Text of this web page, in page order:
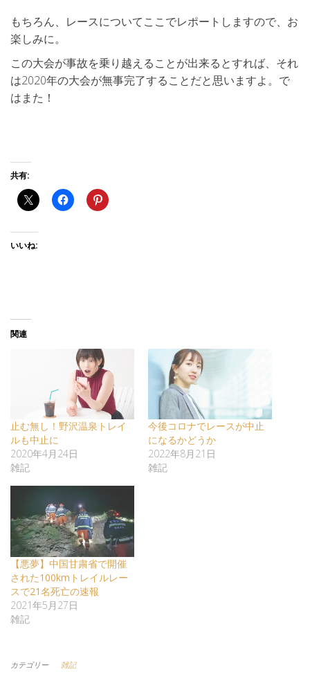
もちろん、レースについてここでレポートしますので、お
楽しみに。
この大会が事故を乗り越えることが出来るとすれば、それ
は2020年の大会が無事完了することだと思いますよ。で
はまた！
共有:
いいね:
関連
止む無し！野沢温泉トレイ
ルも中止に
2020年4月24日
雑記
今後コロナでレースが中止
になるかどうか
2022年8月21日
雑記
【悪夢】中国甘粛省で開催
された100kmトレイルレー
スで21名死亡の速報
2021年5月27日
雑記
カテゴリー 雑記